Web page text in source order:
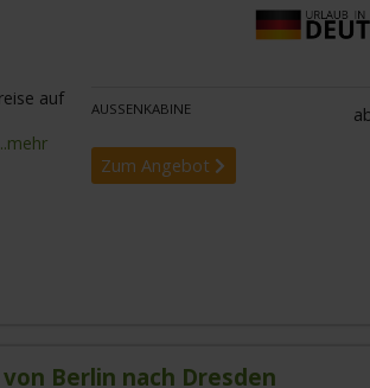
auf
AUSSENKABINE
Zum Angebot
Berlin nach Dresden